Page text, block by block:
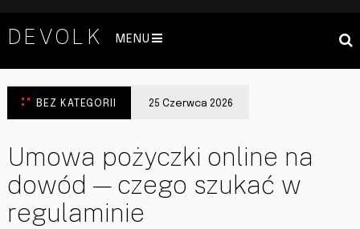
DEVOLK MENU
BEZ KATEGORII 25 Czerwca 2026
Umowa pożyczki online na
dowód — czego szukać w
regulaminie